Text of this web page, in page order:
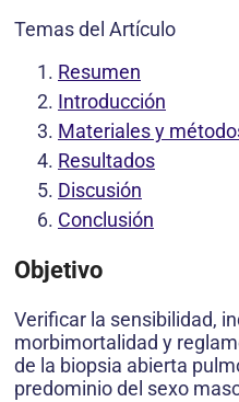
Temas del Artículo
Resumen
Introducción
Materiales y
Resultados
Discusión
Conclusión
Objetivo
Verificar la sensibilidad,
morbimortalidad y
de la biopsia abierta
predominio del sexo